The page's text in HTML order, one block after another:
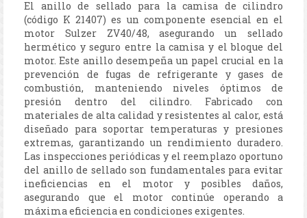
El anillo de sellado para la camisa de cilindro
(código K 21407) es un componente esencial en el
motor Sulzer ZV40/48, asegurando un sellado
hermético y seguro entre la camisa y el bloque del
motor. Este anillo desempeña un papel crucial en la
prevención de fugas de refrigerante y gases de
combustión, manteniendo niveles óptimos de
presión dentro del cilindro. Fabricado con
materiales de alta calidad y resistentes al calor, está
diseñado para soportar temperaturas y presiones
extremas, garantizando un rendimiento duradero.
Las inspecciones periódicas y el reemplazo oportuno
del anillo de sellado son fundamentales para evitar
ineficiencias en el motor y posibles daños,
asegurando que el motor continúe operando a
máxima eficiencia en condiciones exigentes.